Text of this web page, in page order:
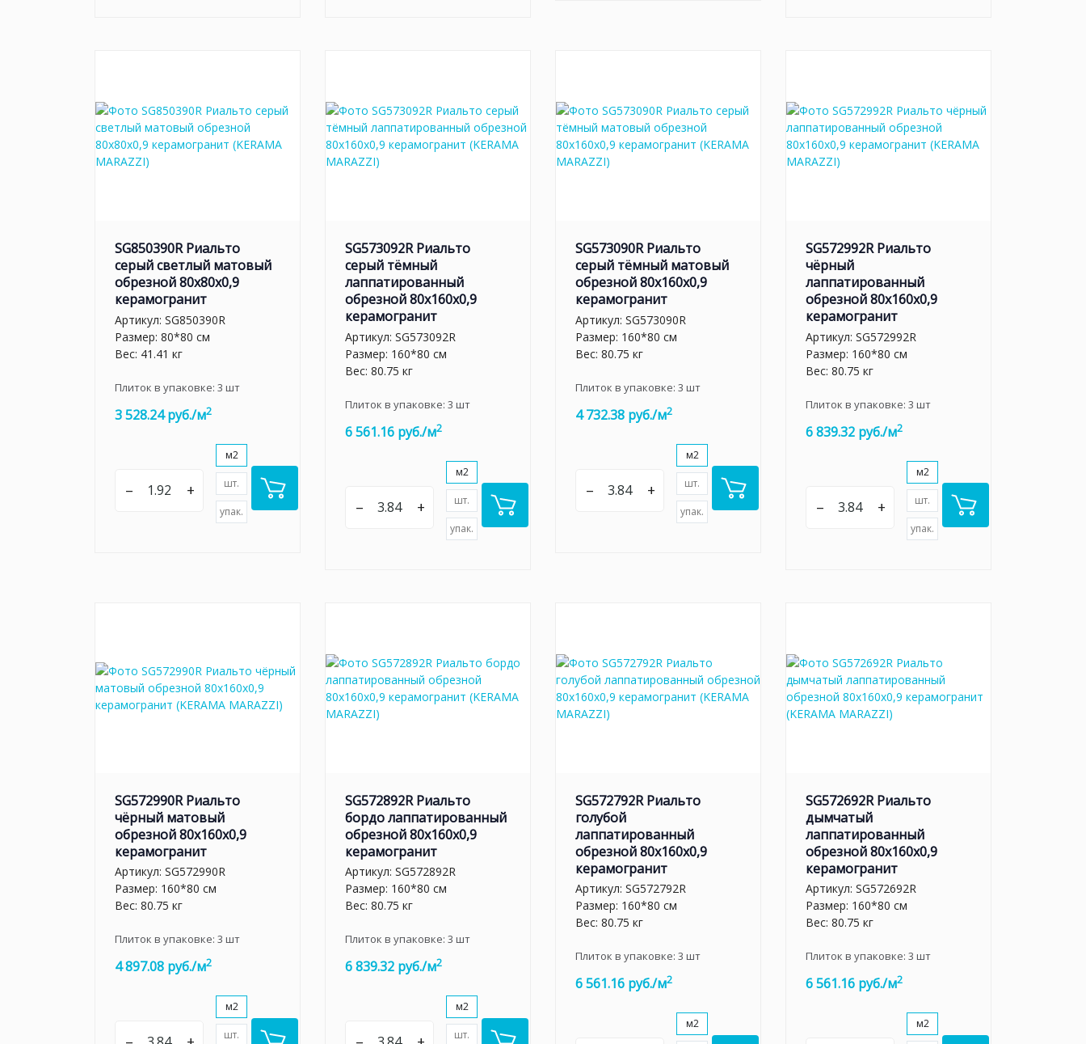
SG850390R Риальто
серый светлый матовый
обрезной 80x80x0,9
керамогранит
Артикул: SG850390R
Размер: 80*80 см
Вес: 41.41 кг
Плиток в упаковке: 3 шт
3 528.24 руб./м2
– +
м2
шт.
упак.
SG573092R Риальто
серый тёмный
лаппатированный
обрезной 80x160x0,9
керамогранит
Артикул: SG573092R
Размер: 160*80 см
Вес: 80.75 кг
Плиток в упаковке: 3 шт
6 561.16 руб./м2
– +
м2
шт.
упак.
SG573090R Риальто
серый тёмный матовый
обрезной 80x160x0,9
керамогранит
Артикул: SG573090R
Размер: 160*80 см
Вес: 80.75 кг
Плиток в упаковке: 3 шт
4 732.38 руб./м2
– +
м2
шт.
упак.
SG572992R Риальто
чёрный
лаппатированный
обрезной 80x160x0,9
керамогранит
Артикул: SG572992R
Размер: 160*80 см
Вес: 80.75 кг
Плиток в упаковке: 3 шт
6 839.32 руб./м2
– +
м2
шт.
упак.
SG572990R Риальто
чёрный матовый
обрезной 80x160x0,9
керамогранит
Артикул: SG572990R
Размер: 160*80 см
Вес: 80.75 кг
Плиток в упаковке: 3 шт
4 897.08 руб./м2
м2
шт.
SG572892R Риальто
бордо лаппатированный
обрезной 80x160x0,9
керамогранит
Артикул: SG572892R
Размер: 160*80 см
Вес: 80.75 кг
Плиток в упаковке: 3 шт
6 839.32 руб./м2
м2
шт.
SG572792R Риальто
голубой
лаппатированный
обрезной 80x160x0,9
керамогранит
Артикул: SG572792R
Размер: 160*80 см
Вес: 80.75 кг
Плиток в упаковке: 3 шт
6 561.16 руб./м2
м2
SG572692R Риальто
дымчатый
лаппатированный
обрезной 80x160x0,9
керамогранит
Артикул: SG572692R
Размер: 160*80 см
Вес: 80.75 кг
Плиток в упаковке: 3 шт
6 561.16 руб./м2
м2